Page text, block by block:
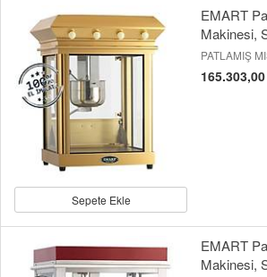
Sepete Ekle
EMART
Makinesi,
PATLAMIŞ
EMART
Makinesi,